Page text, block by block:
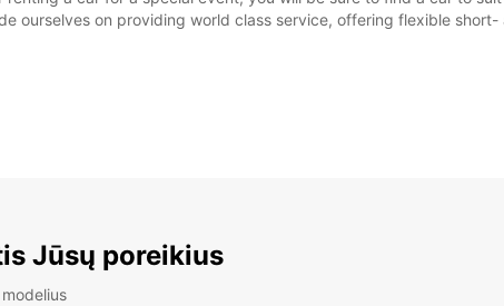
ourselves on providing world class service, offering flexible
Jūsų poreikius